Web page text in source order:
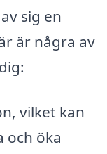
sig en
är några av
vilket kan
och öka